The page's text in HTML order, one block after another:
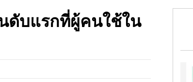
ดับแรกที่ผู้คนใช้ใน